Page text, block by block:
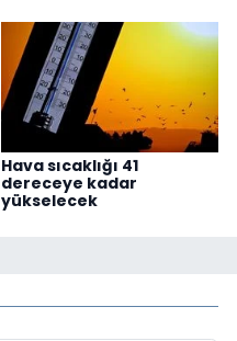
Hava sıcaklığı 41
dereceye kadar
yükselecek